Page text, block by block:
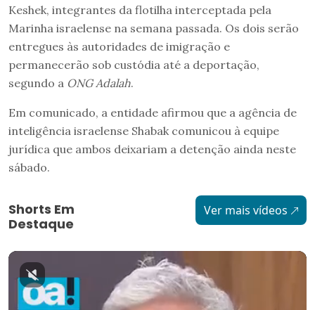
Keshek, integrantes da flotilha interceptada pela
Marinha israelense na semana passada. Os dois serão
entregues às autoridades de imigração e
permanecerão sob custódia até a deportação,
segundo a ONG Adalah.
Em comunicado, a entidade afirmou que a agência de
inteligência israelense Shabak comunicou à equipe
jurídica que ambos deixariam a detenção ainda neste
sábado.
Shorts Em
Destaque
Ver mais vídeos